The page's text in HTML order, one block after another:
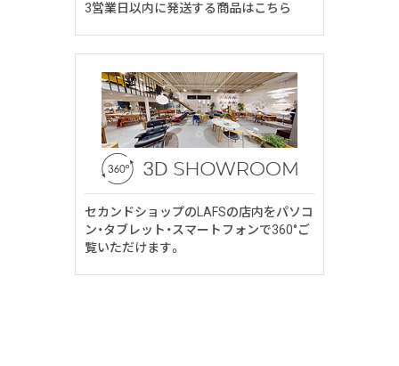
3営業日以内に発送する商品はこちら
セカンドショップのLAFSの店内をパソコ
ン・タブレット・スマートフォンで360°ご
覧いただけます。